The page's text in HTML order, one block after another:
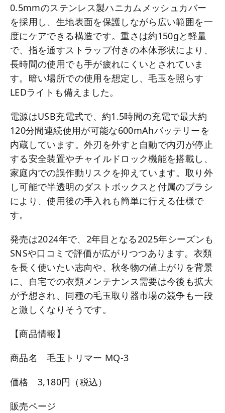
0.5mmのステンレス製ハニカムメッシュカバー
を採用し、生地表面を保護しながら広い範囲を一
度にケアできる構造です。重さは約150gと軽量
で、指を通すストラップ付きの本体形状により、
長時間の使用でも手が疲れにくいとされていま
す。暗い場所での使用を想定し、毛玉を照らす
LEDライトも備えました。
電源はUSB充電式で、約1.5時間の充電で最大約
120分間連続使用が可能な600mAhバッテリーを
内蔵しています。外刃を外すと自動で内刃が停止
する安全装置やチャイルドロック機能を搭載し、
家庭内での誤作動リスクを抑えています。取り外
し可能で半透明のダストボックスと付属のブラシ
により、使用後の手入れも簡単に行える仕様で
す。
発売は2024年で、2年目となる2025年シーズンも
SNSや口コミで評価が広がりつつあります。衣類
を長く使いたい志向や、秋冬物の値上がりを背景
に、自宅での衣類メンテナンス需要は今後も拡大
が予想され、同種の毛玉取り器市場の競争も一段
と激しくなりそうです。
【商品情報】
商品名 毛玉トリマー MQ-3
価格 3,180円（税込）
販売ページ